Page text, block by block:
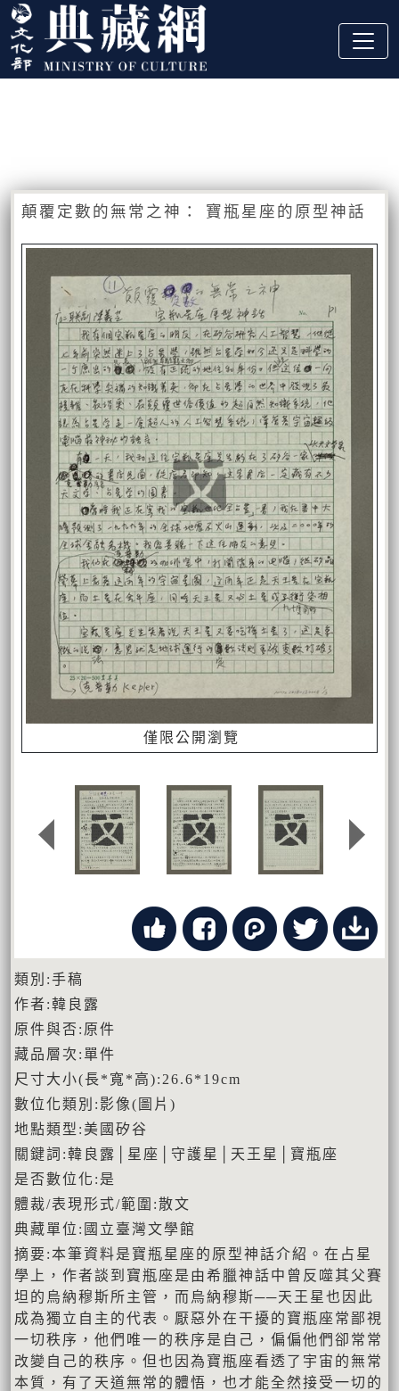
跳到主要內容
:::
顛覆定數的無常之神： 寶瓶星座的原型神話
僅限公開瀏覽
類別:手稿
作者:韓良露
原件與否:原件
藏品層次:單件
尺寸大小(長*寬*高):26.6*19cm
數位化類別:影像(圖片)
地點類型:美國矽谷
關鍵詞:韓良露│星座│守護星│天王星│寶瓶座
是否數位化:是
體裁/表現形式/範圍:散文
典藏單位:國立臺灣文學館
摘要:本筆資料是寶瓶星座的原型神話介紹。在占星
學上，作者談到寶瓶座是由希臘神話中曾反噬其父賽
坦的烏納穆斯所主管，而烏納穆斯──天王星也因此
成為獨立自主的代表。厭惡外在干擾的寶瓶座常鄙視
一切秩序，他們唯一的秩序是自己，偏偏他們卻常常
改變自己的秩序。但也因為寶瓶座看透了宇宙的無常
本質，有了天道無常的體悟，也才能全然接受一切的